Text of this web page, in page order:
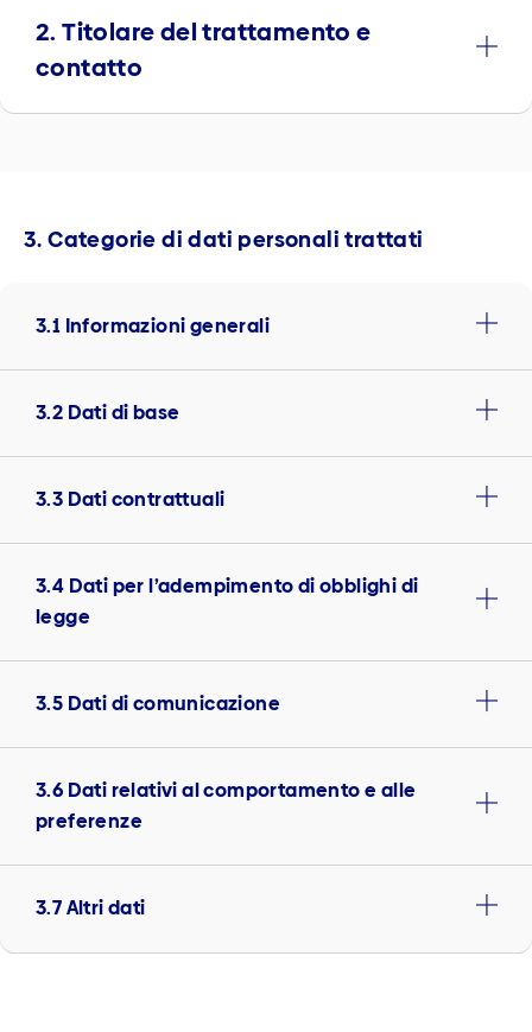
2. Titolare del trattamento e
contatto
3. Categorie di dati personali trattati
3.1 Informazioni generali
3.2 Dati di base
3.3 Dati contrattuali
3.4 Dati per l’adempimento di obblighi di
legge
3.5 Dati di comunicazione
3.6 Dati relativi al comportamento e alle
preferenze
3.7 Altri dati